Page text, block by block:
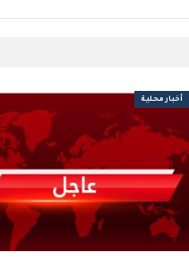
أخبار محلية